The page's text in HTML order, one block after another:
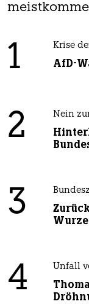
1 Krise
AfD-
2 Nein
3
4 Unfall